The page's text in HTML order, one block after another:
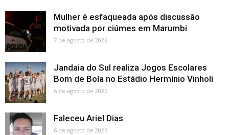
Mulher é esfaqueada após discussão
motivada por ciúmes em Marumbi
7 de agosto de 2026
Jandaia do Sul realiza Jogos Escolares
Bom de Bola no Estádio Hermínio Vinholi
6 de agosto de 2026
Faleceu Ariel Dias
6 de agosto de 2026